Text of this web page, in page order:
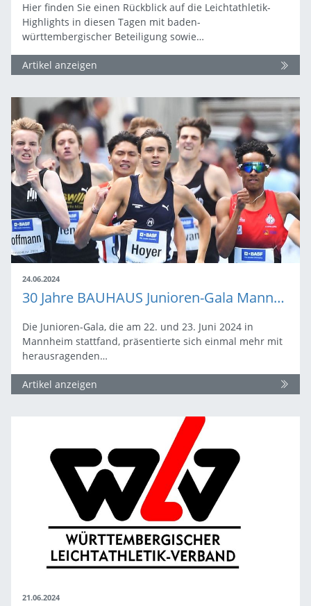
Hier finden Sie einen Rückblick auf die Leichtathletik-
Highlights in diesen Tagen mit baden-
württembergischer Beteiligung sowie…
Artikel anzeigen
24.06.2024
30 Jahre BAUHAUS Junioren-Gala Mannheim
Die Junioren-Gala, die am 22. und 23. Juni 2024 in
Mannheim stattfand, präsentierte sich einmal mehr mit
herausragenden…
Artikel anzeigen
21.06.2024